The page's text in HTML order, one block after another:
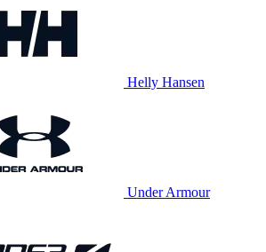
Helly Hansen
Under Armour